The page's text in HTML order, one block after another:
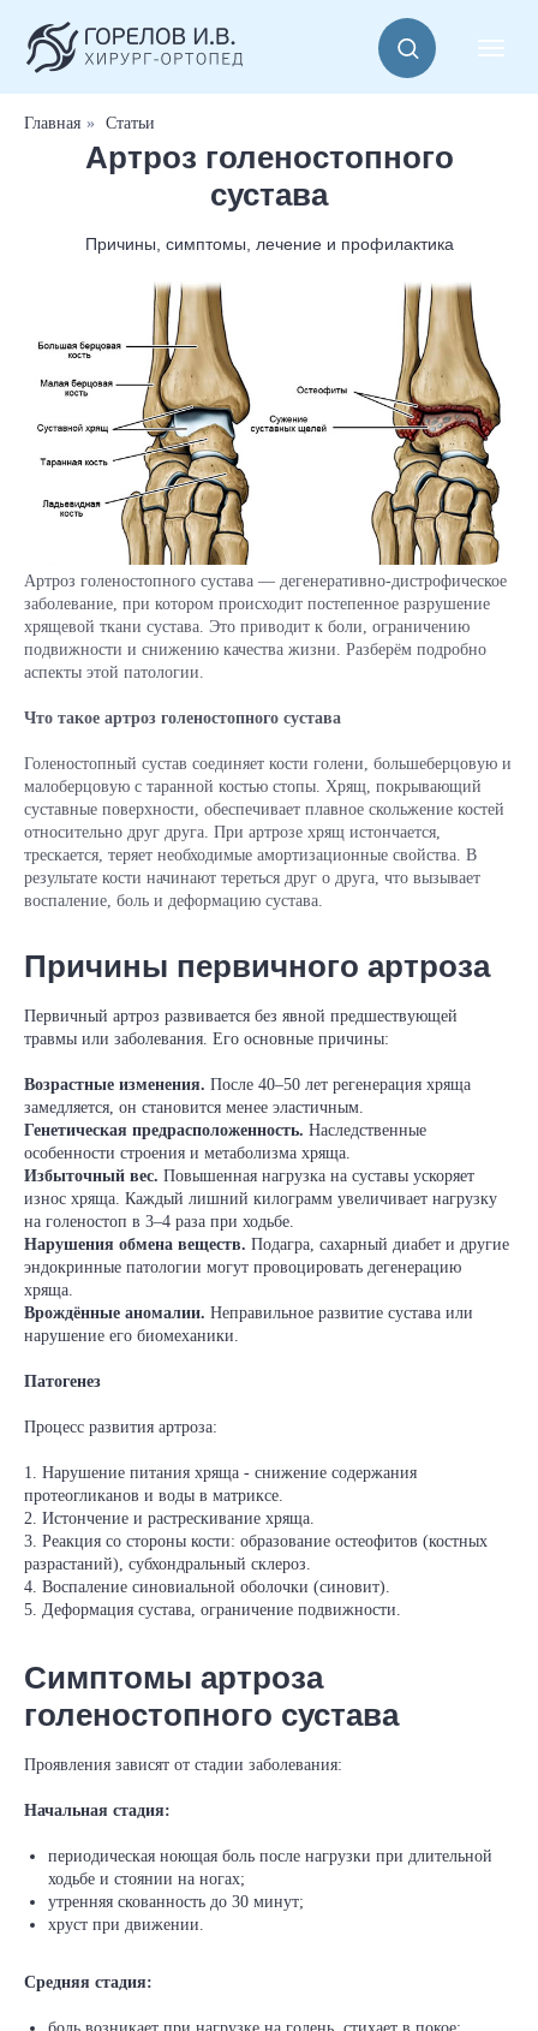
Главная » Статьи
Артроз голеностопного
сустава
Причины, симптомы, лечение и профилактика
Артроз голеностопного сустава — дегенеративно‑дистрофическое
заболевание, при котором происходит постепенное разрушение
хрящевой ткани сустава. Это приводит к боли, ограничению
подвижности и снижению качества жизни. Разберём подробно
аспекты этой патологии.
Что такое артроз голеностопного сустава
Голеностопный сустав соединяет кости голени, большеберцовую и
малоберцовую с таранной костью стопы. Хрящ, покрывающий
суставные поверхности, обеспечивает плавное скольжение костей
относительно друг друга. При артрозе хрящ истончается,
трескается, теряет необходимые амортизационные свойства. В
результате кости начинают тереться друг о друга, что вызывает
воспаление, боль и деформацию сустава.
Причины первичного артроза
Первичный артроз развивается без явной предшествующей
травмы или заболевания. Его основные причины:
Возрастные изменения. После 40–50 лет регенерация хряща
замедляется, он становится менее эластичным.
Генетическая предрасположенность. Наследственные
особенности строения и метаболизма хряща.
Избыточный вес. Повышенная нагрузка на суставы ускоряет
износ хряща. Каждый лишний килограмм увеличивает нагрузку
на голеностоп в 3–4 раза при ходьбе.
Нарушения обмена веществ. Подагра, сахарный диабет и другие
эндокринные патологии могут провоцировать дегенерацию
хряща.
Врождённые аномалии. Неправильное развитие сустава или
нарушение его биомеханики.
Патогенез
Процесс развития артроза:
1. Нарушение питания хряща - снижение содержания
протеогликанов и воды в матриксе.
2. Истончение и растрескивание хряща.
3. Реакция со стороны кости: образование остеофитов (костных
разрастаний), субхондральный склероз.
4. Воспаление синовиальной оболочки (синовит).
5. Деформация сустава, ограничение подвижности.
Симптомы артроза
голеностопного сустава
Проявления зависят от стадии заболевания:
Начальная стадия:
периодическая ноющая боль после нагрузки при длительной
ходьбе и стоянии на ногах;
утренняя скованность до 30 минут;
хруст при движении.
Средняя стадия: